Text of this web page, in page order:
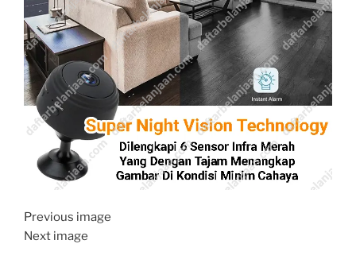
Previous image
Next image